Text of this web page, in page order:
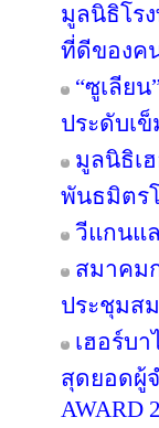
มูลนิธิโร
ที่ดีของค
“ซูเลีย
ประดับเ
มูลนิธิเ
พันธมิตร
วีแกนแ
สมาคม
ประชุมส
เฮอร์บ
สุดยอดผู้
AWARD